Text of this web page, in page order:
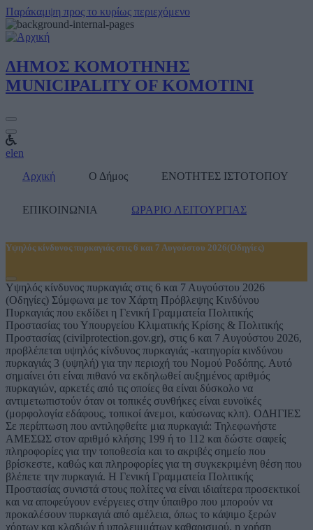
Παράκαμψη προς το κυρίως περιεχόμενο
ΔΗΜΟΣ ΚΟΜΟΤΗΝΗΣ
MUNICIPALITY OF KOMOTINI
elen
Αρχική
Ο Δήμος ΕΝΟΤΗΤΕΣ ΙΣΤΟΤΟΠΟΥ
ΕΠΙΚΟΙΝΩΝΙΑ
ΩΡΑΡΙΟ ΛΕΙΤΟΥΡΓΙΑΣ
web
Υψηλός κίνδυνος πυρκαγιάς στις 6 και 7 Αυγούστου 2026(Οδηγίες)
Υψηλός κίνδυνος πυρκαγιάς στις 6 και 7 Αυγούστου 2026
(Οδηγίες) Σύμφωνα με τον Χάρτη Πρόβλεψης Κινδύνου
Πυρκαγιάς που εκδίδει η Γενική Γραμματεία Πολιτικής
Προστασίας του Υπουργείου Κλιματικής Κρίσης & Πολιτικής
Προστασίας (civilprotection.gov.gr), στις 6 και 7 Αυγούστου 2026,
προβλέπεται υψηλός κίνδυνος πυρκαγιάς -κατηγορία κινδύνου
πυρκαγιάς 3 (υψηλή) για την περιοχή του Νομού Ροδόπης. Αυτό
σημαίνει ότι είναι πιθανό να εκδηλωθεί αυξημένος αριθμός
πυρκαγιών, αρκετές από τις οποίες θα είναι δύσκολο να
αντιμετωπιστούν όταν οι τοπικές συνθήκες είναι ευνοϊκές
(μορφολογία εδάφους, τοπικοί άνεμοι, καύσωνας κλπ). ΟΔΗΓΙΕΣ
Σε περίπτωση που αντιληφθείτε μια πυρκαγιά: Τηλεφωνήστε
ΑΜΕΣΩΣ στον αριθμό κλήσης 199 ή το 112 και δώστε σαφείς
πληροφορίες για την τοποθεσία και το ακριβές σημείο που
βρίσκεστε, καθώς και πληροφορίες για τη συγκεκριμένη θέση που
βλέπετε την πυρκαγιά. Η Γενική Γραμματεία Πολιτικής
Προστασίας συνιστά στους πολίτες να είναι ιδιαίτερα προσεκτικοί
και να αποφεύγουν ενέργειες στην ύπαιθρο που μπορούν να
προκαλέσουν πυρκαγιά από αμέλεια, όπως το κάψιμο ξερών
χόρτων και κλαδιών ή υπολειμμάτων καθαρισμού, η χρήση